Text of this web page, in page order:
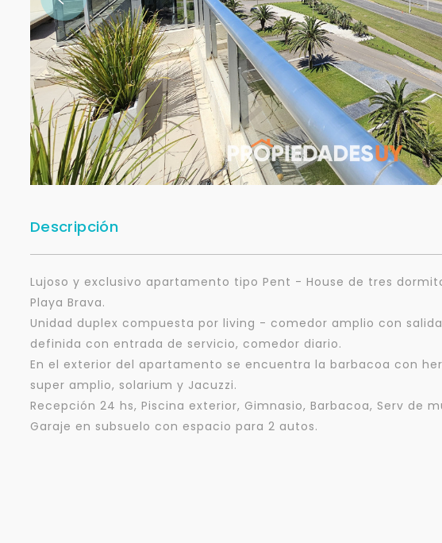
Descripción
Lujoso y exclusivo apartamento tipo Pent - House de tres
Playa Brava.
Unidad duplex compuesta por living - comedor amplio con
definida con entrada de servicio, comedor diario.
En el exterior del apartamento se encuentra la barbacoa con
super amplio, solarium y Jacuzzi.
Recepción 24 hs, Piscina exterior, Gimnasio, Barbacoa, Serv de
Garaje en subsuelo con espacio para 2 autos.